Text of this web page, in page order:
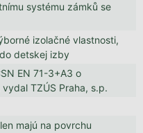
systému zámků se
izolačné vlastnosti,
detskej izby
EN 71-3+A3 o
TZÚS Praha, s.p.
majú na povrchu